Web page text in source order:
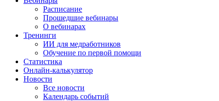
Расписание
Прошедшие вебинары
О вебинарах
Тренинги
ИИ для медработников
Обучение по первой помощи
Статистика
Онлайн-калькулятор
Новости
Все новости
Календарь событий